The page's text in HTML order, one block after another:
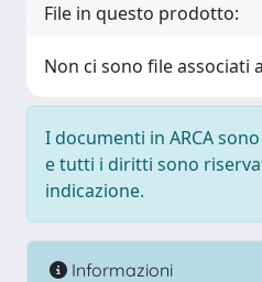
File in questo prodotto:
Non ci sono file associati
I documenti in ARCA
e tutti i diritti sono
indicazione.
Informazioni